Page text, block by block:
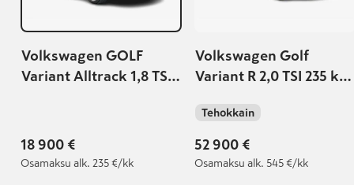
Volkswagen GOLF
Variant Alltrack 1,8 TSI
automaatti
18 900 €
Osamaksu alk. 235 €/kk
Volkswagen Golf
Variant R 2,0 TSI 235 kW
automaatti |
Huippuvarusteltu | R
Performance -paketti |
Tehokkain
52 900 €
Osamaksu alk. 545 €/kk